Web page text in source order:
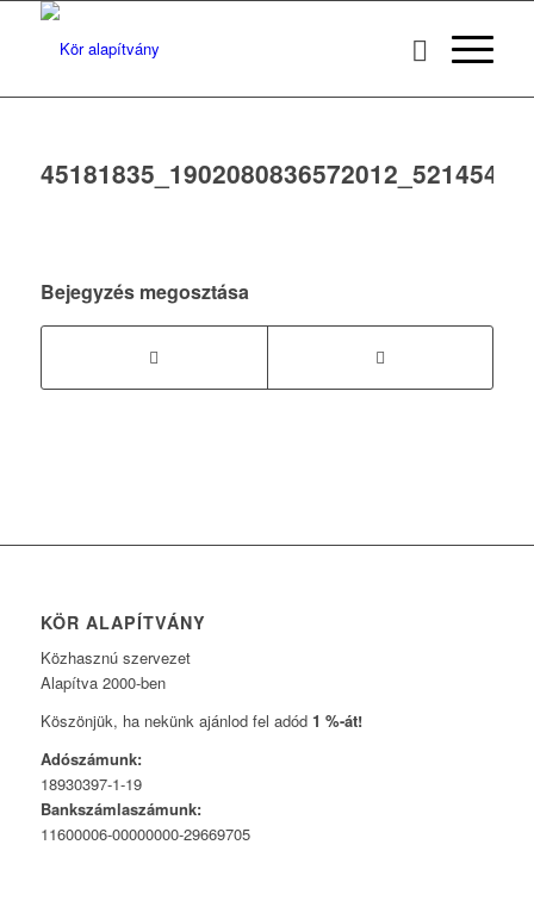
Bejegyzés megosztása
KÖR ALAPÍTVÁNY
Közhasznú szervezet
Alapítva 2000-ben
Köszönjük, ha nekünk ajánlod fel adód 1 %-át!
Adószámunk:
18930397-1-19
Bankszámlaszámunk:
11600006-00000000-29669705